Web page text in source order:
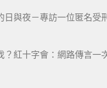
日與夜－專訪一位匿名受
？紅十字會：網路傳言一